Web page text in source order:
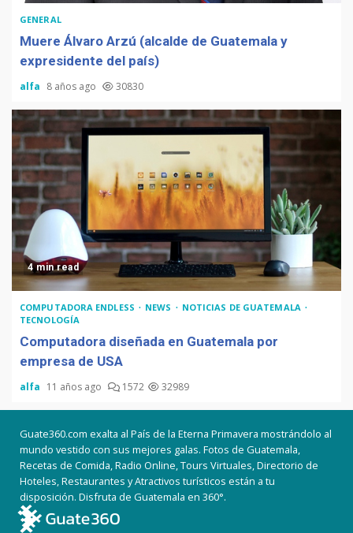
GENERAL
Muere Álvaro Arzú (alcalde de Guatemala y
expresidente del país)
alfa 8 años ago 30830
4 min read
COMPUTADORA ENDLESS NEWS
NOTICIAS DE GUATEMALA
TECNOLOGÍA
Computadora diseñada en Guatemala por
empresa de USA
alfa 11 años ago 1572 32989
Guate360.com exalta al País de la Eterna Primavera mostrándolo al
mundo vestido con sus mejores galas. Fotos de Guatemala,
Recetas de Comida, Radio Online, Tours Virtuales, Directorio de
Hoteles, Restaurantes y Atractivos turísticos están a tu
disposición. Disfruta de Guatemala en 360°.